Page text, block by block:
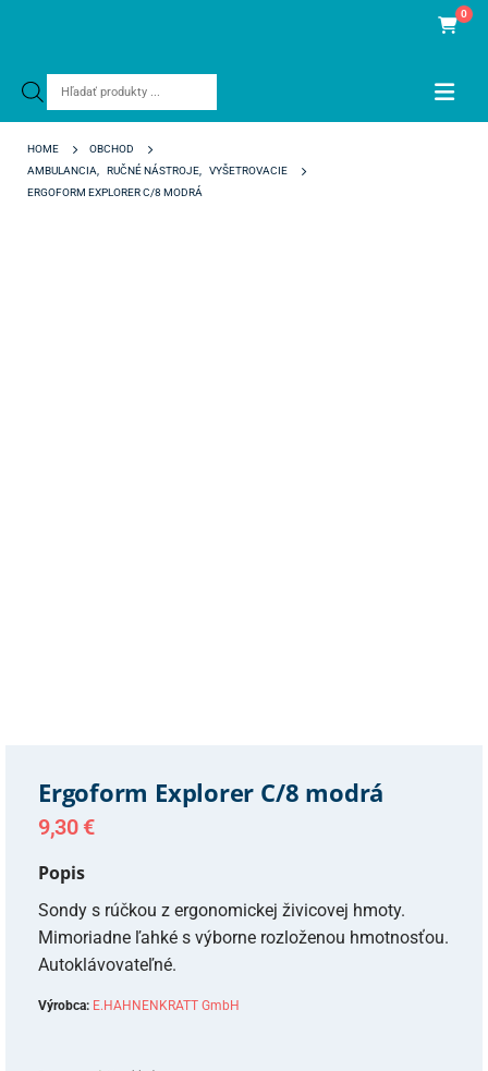
Products
0
HOME
OBCHOD
AMBULANCIA
RUČNÉ NÁSTROJE
VYŠETROVACIE
ERGOFORM EXPLORER C/8 MODRÁ
Ergoform Explorer C/8 modrá
9,30 €
Popis
Sondy s rúčkou z ergonomickej živicovej hmoty.
Mimoriadne ľahké s výborne rozloženou hmotnosťou.
Autoklávovateľné.
Výrobca: E.HAHNENKRATT GmbH